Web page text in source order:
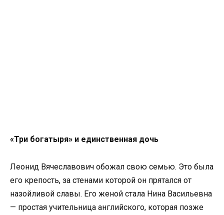
«Три богатыря» и единственная дочь
Леонид Вячеславович обожал свою семью. Это была
его крепость, за стенами которой он прятался от
назойливой славы. Его женой стала Нина Васильевна
— простая учительница английского, которая позже